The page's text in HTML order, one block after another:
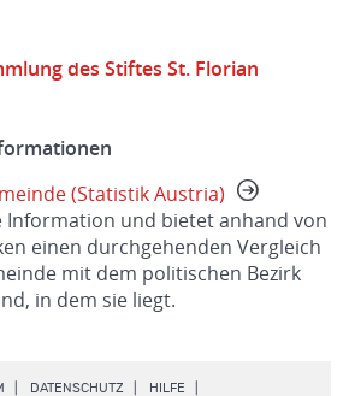
des Stiftes St. Florian
(Statistik Austria)
Information und bietet anhand von
einen durchgehenden Vergleich
mit dem politischen Bezirk
in dem sie liegt.
DATENSCHUTZ HILFE